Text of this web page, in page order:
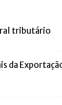
tributário
da